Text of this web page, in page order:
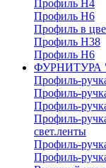
Профиль H4
Профиль H6
Профиль в
Профиль H38
Профиль H6
Профиль-
Профиль-
Профиль-
Профиль-
свет.ленты
Профиль-
Профиль-